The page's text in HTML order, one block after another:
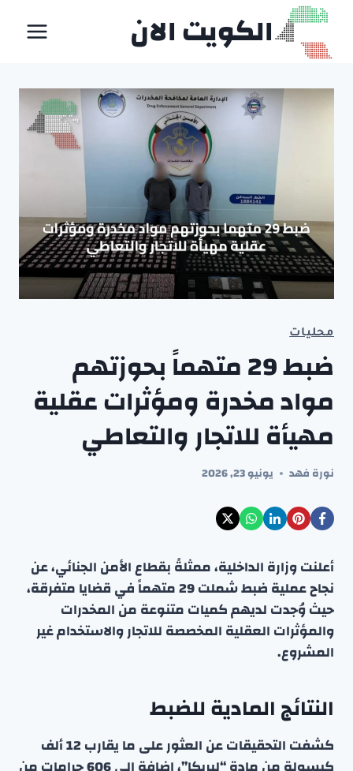
التجاوز
المحتوى
الكويت الان
محليات
ضبط 29 متهماً بحوزتهم
مواد مخدرة ومؤثرات عقلية
مهيأة للاتجار والتعاطي
نورة فهد يونيو 23, 2026
أعلنت وزارة الداخلية، ممثلةً بقطاع الأمن الجنائي، عن
نجاح عملية ضبط شملت 29 متهماً في قضايا متفرقة،
حيث وُجدت لديهم كميات متنوعة من المخدرات
والمؤثرات العقلية المخصصة للاتجار والاستخدام غير
المشروع.
النتائج المادية للضبط
كشفت التحقيقات عن العثور على ما يقارب 12 ألف